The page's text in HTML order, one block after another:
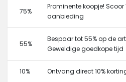
75%
Prominente koopje!
aanbieding
55%
Bespaar tot 55% op de
Geweldige goedkope tijd
10% Ontvang direct 10%